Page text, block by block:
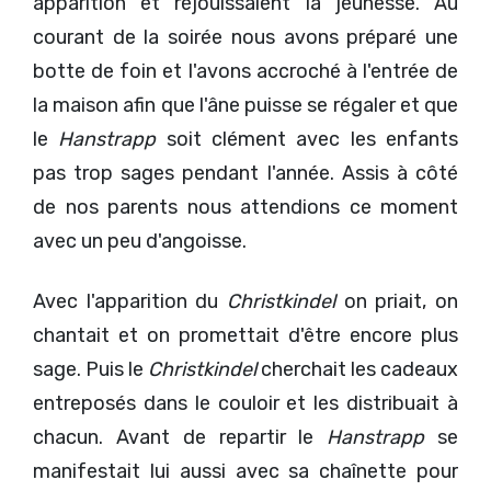
courant de la soirée nous avons préparé une
botte de foin et l'avons accroché à l'entrée de
la maison afin que l'âne puisse se régaler et que
le Hanstrappsoit clément avec les enfants
pas trop sages pendant l'année. Assis à côté
de nos parents nous attendions ce moment
avec un peu d'angoisse.
Avec l'apparition du Christkindelon priait, on
chantait et on promettait d'être encore plus
sage. Puis le Christkindelcherchait les cadeaux
entreposés dans le couloir et les distribuait à
chacun. Avant de repartir le Hanstrappse
manifestait lui aussi avec sa chaînette pour